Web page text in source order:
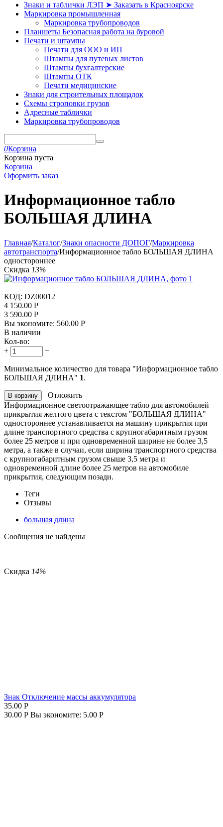
Знаки и таблички ЛЭП ➤ Заказать в Красноярске
Маркировка промышленная
Маркировка трубопроводов
Планшеты Безопасная работа на буровой
Печати и штампы
Печати для ООО и ИП
Штампы для путевых листов
Штампы бухгалтерские
Штампы ОТК
Печати медицинские
Знаки для строительных площадок
Схемы строповки грузов
Адресные таблички
Маркировка трубопроводов
0Корзина
Корзина пуста
Корзина
Оформить заказ
Информационное табло
БОЛЬШАЯ ДЛИНА
Главная/Каталог/Знаки опасности ДОПОГ/Маркировка
автотранспорта/Информационное табло БОЛЬШАЯ ДЛИНА
одностороннее
Скидка 13%
КОД: DZ00012
4 150.00 Р
3 590.00 Р
Вы экономите: 560.00 Р
В наличии
Кол-во:
+
−
Минимальное количество для товара "Информационное табло
БОЛЬШАЯ ДЛИНА" 1.
В корзину
Отложить
Информационное светоотражающее табло для автомобилей
прикрытия желтого цвета с текстом "БОЛЬШАЯ ДЛИНА"
одностороннее устанавливается на машину прикрытия при
длине транспортного средства с крупногабаритным грузом
более 25 метров и при одновременной ширине не более 3,5
метра, а также в случаи, если ширина транспортного средства
с крупногабаритным грузом свыше 3,5 метра и
одновременной длине более 25 метров на автомобиле
прикрытия, следующим позади.
Теги
Отзывы
большая длина
Сообщения не найдены
Скидка 14%
Знак Отключение массы аккумулятора
35.00 Р
30.00 Р Вы экономите: 5.00 Р